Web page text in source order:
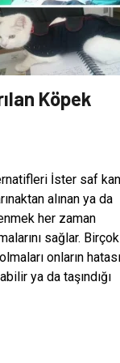
Köpek
İster saf kan
alınan ya da
her zaman
sağlar. Birçok
onların hatası
ya da taşındığı